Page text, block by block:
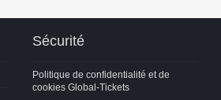
Sécurité
Politique de confidentialité et de
cookies Global-Tickets